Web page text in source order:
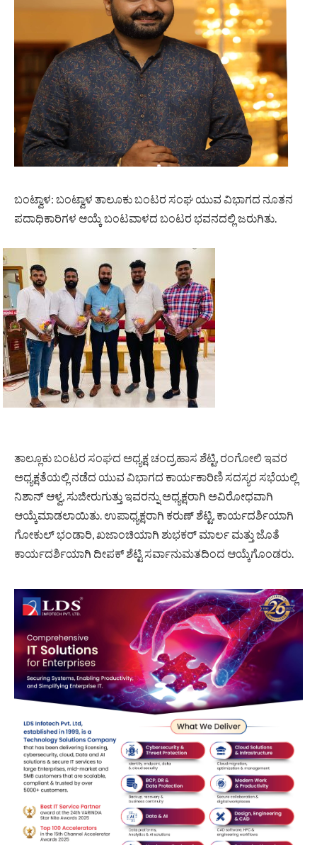
ಬಂಟ್ವಾಳ: ಬಂಟ್ವಾಳ ತಾಲೂಕು ಬಂಟರ ಸಂಘ ಯುವ ವಿಭಾಗದ ನೂತನ
ಪದಾಧಿಕಾರಿಗಳ ಆಯ್ಕೆ ಬಂಟವಾಳದ ಬಂಟರ ಭವನದಲ್ಲಿ ಜರುಗಿತು.
ತಾಲ್ಲೂಕು ಬಂಟರ ಸಂಘದ ಅಧ್ಯಕ್ಷ ಚಂದ್ರಹಾಸ ಶೆಟ್ಟಿ, ರಂಗೋಲಿ ಇವರ
ಅಧ್ಯಕ್ಷತೆಯಲ್ಲಿ ನಡೆದ ಯುವ ವಿಭಾಗದ ಕಾರ್ಯಕಾರಿಣಿ ಸದಸ್ಯರ‌ ಸಭೆಯಲ್ಲಿ
ನಿಶಾನ್ ಆಳ್ವ, ಸುಜೀರುಗುತ್ತು ಇವರನ್ನು ಅಧ್ಯಕ್ಷರಾಗಿ ಅವಿರೋಧವಾಗಿ
ಆಯ್ಕೆಮಾಡಲಾಯಿತು. ಉಪಾಧ್ಯಕ್ಷರಾಗಿ ಕರುಣ್ ಶೆಟ್ಟಿ, ಕಾರ್ಯದರ್ಶಿಯಾಗಿ
ಗೋಕುಲ್ ಭಂಡಾರಿ, ಖಜಾಂಚಿಯಾಗಿ ಶುಭಕರ್ ಮಾರ್ಲ ಮತ್ತು ಜೊತೆ
ಕಾರ್ಯದರ್ಶಿಯಾಗಿ ದೀಪಕ್ ಶೆಟ್ಟಿ ಸರ್ವಾನುಮತದಿಂದ ಆಯ್ಕೆಗೊಂಡರು.